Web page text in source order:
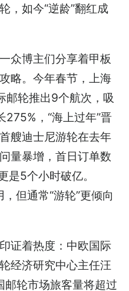
，如今“逆龄”翻红成
众博主们分享着甲板
略。今年春节，上海
邮轮推出9个航次，吸
，“海上过年”晋
艘迪士尼游轮在去年
量暴增，首日订单数
5个小时破亿。
，但通常“游轮”更倾向
证着热度：中欧国际
经济研究中心主任汪
轮市场旅客量将超过